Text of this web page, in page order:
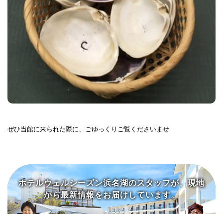
ぜひ当館に来られた際に、ごゆっくりご覧くださいませ
ホテルウェルシーズン浜名湖のスタッフが、現地
から最新情報をお届けしています。